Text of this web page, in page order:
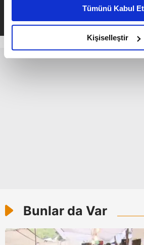
daha iyi reklam deneyimi
amacımızın size daha iyi bir reklam
olduğunu ve sizlere en iyi içerikleri
elimizden gelen çabayı
reklamların maliyetlerimizi
kullanılmaktadır. Diğer çerezler,
kılınması ve kişiselleştirilmesi ve
reklam/pazarlama faaliyetlerinin
sınırlı olarak açık rızanız dahilinde
Tümünü Kabul Et
Kişiselleştir
Takvim.com.tr
Bunlar da Var